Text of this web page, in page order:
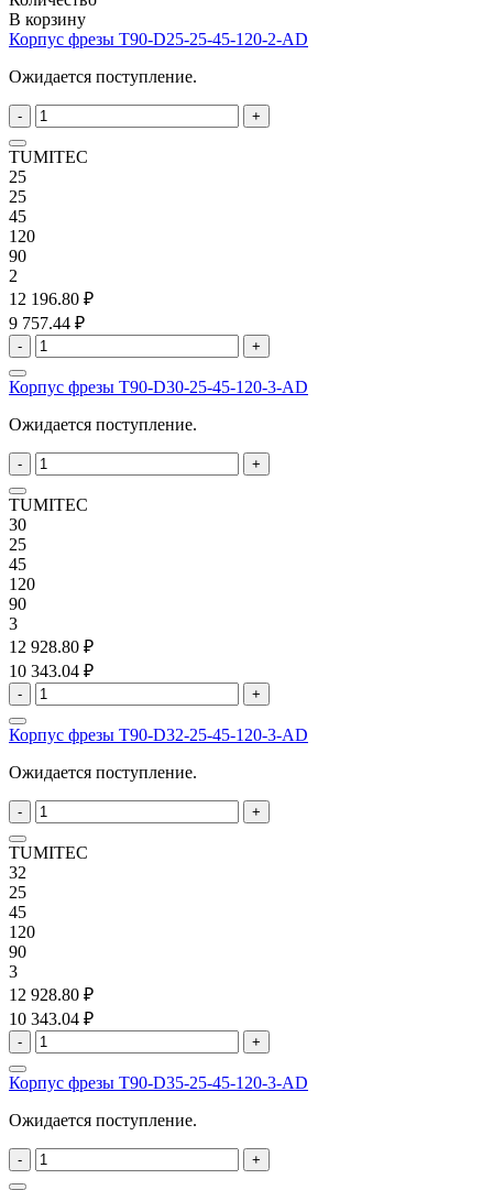
В корзину
Корпус фрезы T90-D25-25-45-120-2-AD
Ожидается поступление.
- +
TUMITEC
25
25
45
120
90
2
12 196.80 ₽
9 757.44 ₽
- +
Корпус фрезы T90-D30-25-45-120-3-AD
Ожидается поступление.
- +
TUMITEC
30
25
45
120
90
3
12 928.80 ₽
10 343.04 ₽
- +
Корпус фрезы T90-D32-25-45-120-3-AD
Ожидается поступление.
- +
TUMITEC
32
25
45
120
90
3
12 928.80 ₽
10 343.04 ₽
- +
Корпус фрезы T90-D35-25-45-120-3-AD
Ожидается поступление.
- +